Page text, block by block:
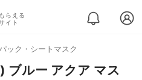
らえる
イト
ック・シートマスク
ブルー アクア マス